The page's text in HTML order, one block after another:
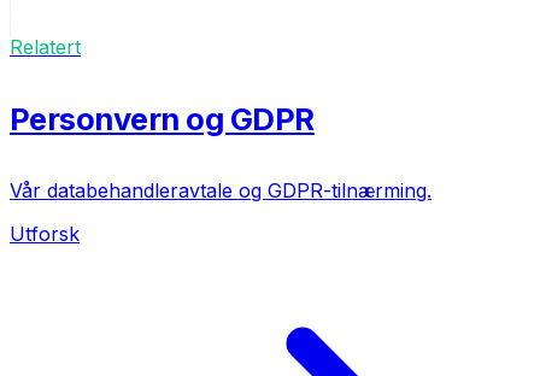
Relatert
Personvern og GDPR
Vår databehandleravtale og GDPR-tilnærming.
Utforsk